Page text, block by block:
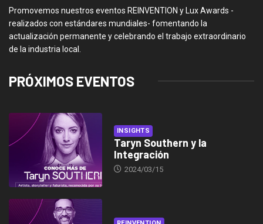
Promovemos nuestros eventos REINVENTION y Lux Awards -
realizados con estándares mundiales- fomentando la
actualización permanente y celebrando el trabajo extraordinario
de la industria local.
PRÓXIMOS EVENTOS
INSIGHTS
Taryn Southern y la
Integración
2024/03/15